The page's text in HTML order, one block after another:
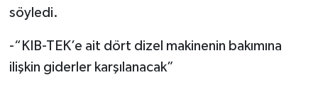
söyledi.
-“KIB-TEK’e ait dört dizel makinenin bakımına
ilişkin giderler karşılanacak”